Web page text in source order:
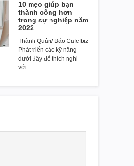
10 mẹo giúp bạn
thành công hơn
trong sự nghiệp năm
2022
Thành Quân/ Báo Cafefbiz
Phát triển các kỹ năng
dưới đây để thích nghi
với…